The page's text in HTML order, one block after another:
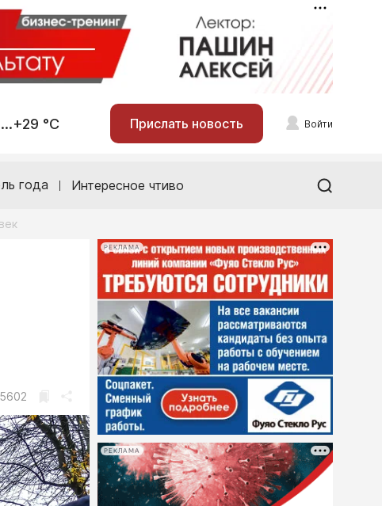
°С Прислать новость Войти
года Интересное чтиво
5602
РЕКЛАМА
РЕКЛАМА